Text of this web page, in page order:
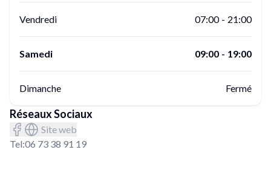
Vendredi 07:00 - 21:00
Samedi 09:00 - 19:00
Dimanche Fermé
Réseaux Sociaux
Site web
Tel:06 73 38 91 19